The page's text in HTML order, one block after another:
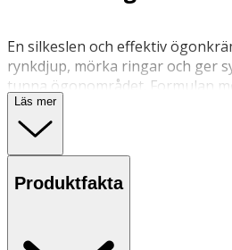
En silkeslen och effektiv
rynkdjup, mörka ringar och ger
tunna ögonområdet. Formulan
granatäpple och maca-peptider
återfuktad och mer elastisk.
koffein som reducerar svullnad.
Läs mer
Produktfakta